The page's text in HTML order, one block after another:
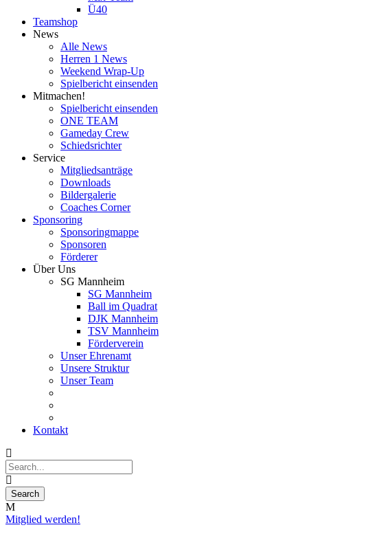
Ü40
Teamshop
News
Alle News
Herren 1 News
Weekend Wrap-Up
Spielbericht einsenden
Mitmachen!
Spielbericht einsenden
ONE TEAM
Gameday Crew
Schiedsrichter
Service
Mitgliedsanträge
Downloads
Bildergalerie
Coaches Corner
Sponsoring
Sponsoringmappe
Sponsoren
Förderer
Über Uns
SG Mannheim
SG Mannheim
Ball im Quadrat
DJK Mannheim
TSV Mannheim
Förderverein
Unser Ehrenamt
Unsere Struktur
Unser Team
Kontakt
Mitglied werden!